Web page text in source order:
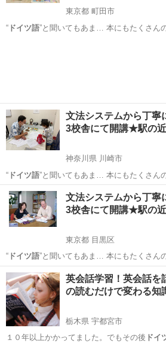
東京都 町田市
“ドイツ語”と聞いてもあま… 本にもたくさん
文法システムから丁寧
3校舎にて開講★駅の
神奈川県 川崎市
“ドイツ語”と聞いてもあま… 本にもたくさん
って… 身近な存在であるドイツ語をゼロか
てドイツ語を勉強する方でも… 得していくの
や旅行…
神奈川 川崎市 イタリア語
文法システムから丁寧
3校舎にて開講★駅の
東京都 目黒区
“ドイツ語”と聞いてもあま… 本にもたくさん
って… 身近な存在であるドイツ語をゼロか
てドイツ語を勉強する方でも… 得していくの
や旅行…
東京 目黒区 イタリア語
英会話学習！英会話を
の読むだけで変わる知
栃木県 宇都宮市
１０年以上かかってました。でもその後 ドイ